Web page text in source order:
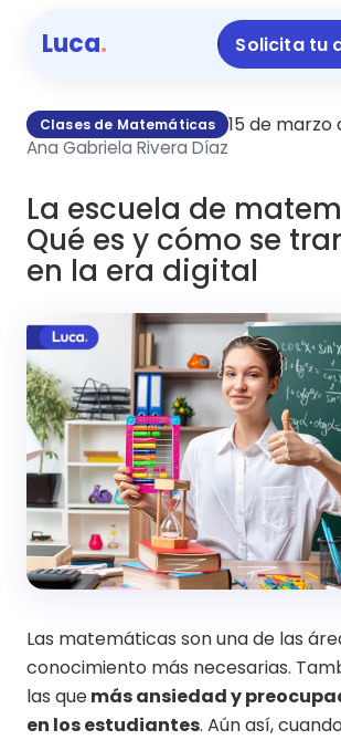
Luca. Solicita tu
Clases de Matemáticas 15 de marzo
Ana Gabriela Rivera Díaz
La escuela de
Qué es y cómo se
en la era digital
Las matemáticas son una de las
conocimiento más necesarias.
las quemás ansiedad y
en los estudiantes. Aún así,